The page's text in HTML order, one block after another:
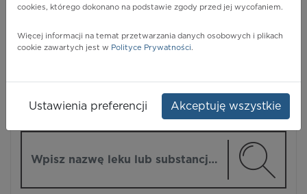
Pharmindex
cookies, którego dokonano na podstawie zgody przed jej wycofaniem.
Więcej informacji na temat przetwarzania danych osobowych i plikach
cookie zawartych jest w Polityce Prywatności.
Ustawienia preferencji Akceptuję wszystkie